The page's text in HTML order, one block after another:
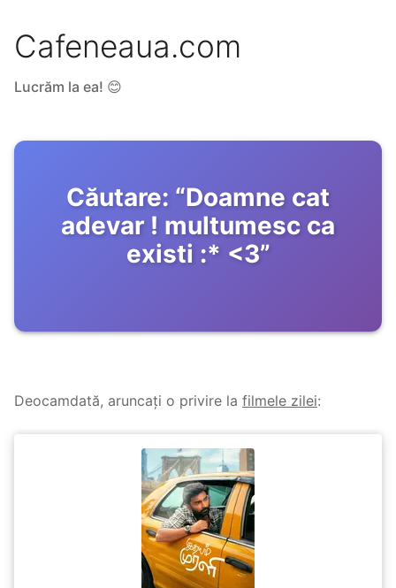
Cafeneaua.com
Lucrăm la ea! 😊
Căutare: “Doamne cat
adevar ! multumesc ca
existi :* <3”
Deocamdată, aruncați o privire la filmele zilei: